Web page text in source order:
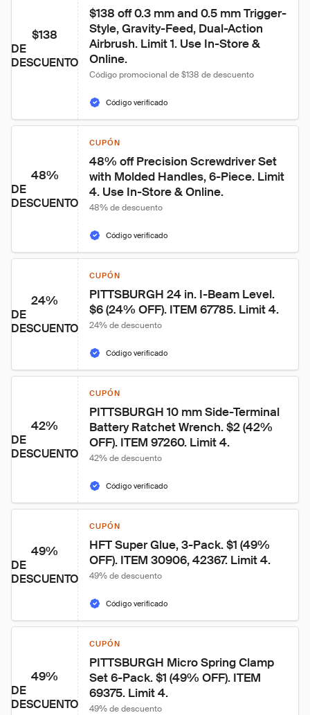
$138
DE
DESCUENTO
$138 off 0.3 mm and 0.5 mm Trigger-
Style, Gravity-Feed, Dual-Action
Airbrush. Limit 1. Use In-Store &
Online.
Código promocional de $138 de descuento
Código verificado
48%
DE
DESCUENTO
CUPÓN
48% off Precision Screwdriver Set
with Molded Handles, 6-Piece. Limit
4. Use In-Store & Online.
48% de descuento
Código verificado
24%
DE
DESCUENTO
CUPÓN
PITTSBURGH 24 in. I-Beam Level.
$6 (24% OFF). ITEM 67785. Limit 4.
24% de descuento
Código verificado
42%
DE
DESCUENTO
CUPÓN
PITTSBURGH 10 mm Side-Terminal
Battery Ratchet Wrench. $2 (42%
OFF). ITEM 97260. Limit 4.
42% de descuento
Código verificado
49%
DE
DESCUENTO
CUPÓN
HFT Super Glue, 3-Pack. $1 (49%
OFF). ITEM 30906, 42367. Limit 4.
49% de descuento
Código verificado
49%
DE
DESCUENTO
CUPÓN
PITTSBURGH Micro Spring Clamp
Set 6-Pack. $1 (49% OFF). ITEM
69375. Limit 4.
49% de descuento